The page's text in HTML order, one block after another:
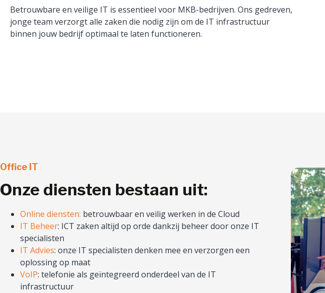
Betrouwbare en veilige IT is essentieel voor MKB-bedrijven. Ons gedreven,
jonge team verzorgt alle zaken die nodig zijn om de IT infrastructuur
binnen jouw bedrijf optimaal te laten functioneren.
Office IT
Onze diensten bestaan uit:
Online diensten: betrouwbaar en veilig werken in de Cloud
IT Beheer: ICT zaken altijd op orde dankzij beheer door onze IT
specialisten
IT Advies: onze IT specialisten denken mee en verzorgen een
oplossing op maat
VoIP: telefonie als geïntegreerd onderdeel van de IT
infrastructuur